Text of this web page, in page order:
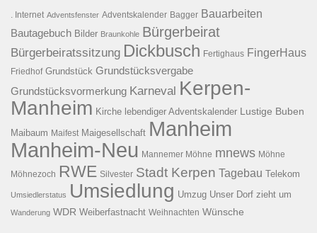
. Internet Adventsfenster Adventskalender Bagger Bauarbeiten
Bautagebuch Bilder Braunkohle Bürgerbeirat
Bürgerbeiratssitzung Dickbusch Fertighaus FingerHaus
Friedhof Grundstück Grundstücksvergabe
Grundstücksvormerkung Karneval Kerpen-
Manheim Kirche lebendiger Adventskalender Lustige Buben
Maibaum Maifest Maigesellschaft Manheim
Manheim-Neu Mannemer Möhne mnews Möhne
Möhnezoch RWE Silvester Stadt Kerpen Tagebau Telekom
Umsiedlerstatus Umsiedlung Umzug Unser Dorf zieht um
Wanderung WDR Weiberfastnacht Weihnachten Wünsche